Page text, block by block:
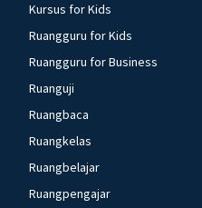
Kursus for Kids
Ruangguru for Kids
Ruangguru for Business
Ruanguji
Ruangbaca
Ruangkelas
Ruangbelajar
Ruangpengajar